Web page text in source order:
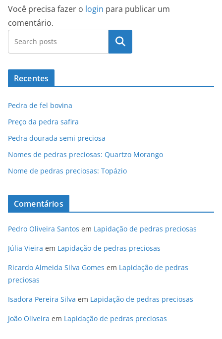
Você precisa fazer o login para publicar um
comentário.
Pesquisar
Recentes
Pedra de fel bovina
Preço da pedra safira
Pedra dourada semi preciosa
Nomes de pedras preciosas: Quartzo Morango
Nome de pedras preciosas: Topázio
Comentários
Pedro Oliveira Santos em Lapidação de pedras preciosas
Júlia Vieira em Lapidação de pedras preciosas
Ricardo Almeida Silva Gomes em Lapidação de pedras
preciosas
Isadora Pereira Silva em Lapidação de pedras preciosas
João Oliveira em Lapidação de pedras preciosas